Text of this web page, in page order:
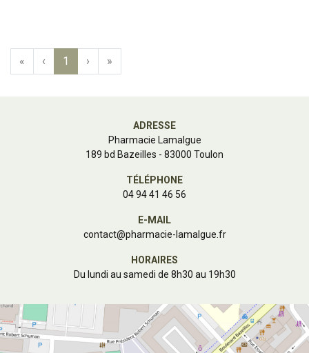
« ‹ 1 › »
ADRESSE
Pharmacie Lamalgue
189 bd Bazeilles - 83000 Toulon
TÉLÉPHONE
04 94 41 46 56
E-MAIL
contact@pharmacie-lamalgue.fr
HORAIRES
Du lundi au samedi de 8h30 au 19h30